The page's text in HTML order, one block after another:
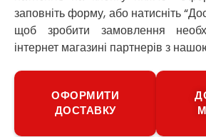
заповніть форму, або натисніть
щоб зробити замовлення
інтернет магазині партнерів з
ОФОРМИТИ
ДОСТАВКУ
Путивль
П’ятихатки
Роздільна
Решетилівка
Ромни
Рудне